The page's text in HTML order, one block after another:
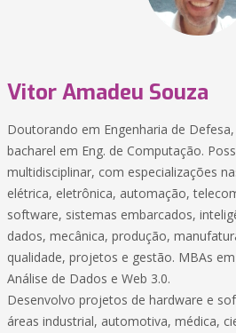
Vitor Amadeu Souza
Doutorando em Engenharia de
bacharel em Eng. de Computação.
multidisciplinar, com especializações
elétrica, eletrônica, automação,
software, sistemas embarcados,
dados, mecânica, produção,
qualidade, projetos e gestão. MBAs
Análise de Dados e Web 3.0.
Desenvolvo projetos de hardware e
áreas industrial, automotiva, médica,